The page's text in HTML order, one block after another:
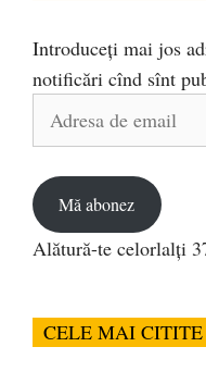
Introduceți mai jos
notificări cînd sînt
Adresa
Mă abonez
Alătură-te celorlalți
CELE MAI CITITE